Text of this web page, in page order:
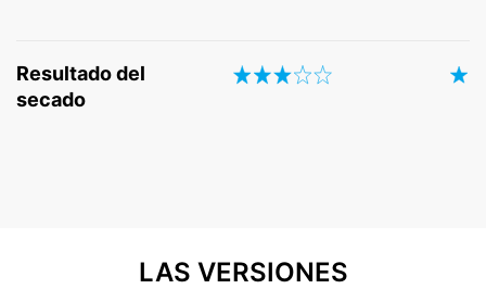
Resultado del
secado
LAS VERSIONES